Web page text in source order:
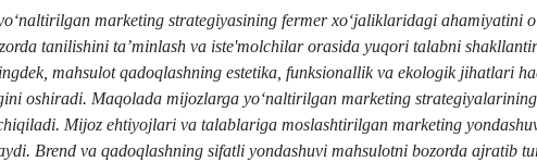
marketing strategiyasining fermer xo‘jaliklaridagi ahamiyatini
tanilishini ta’minlash va iste'molchilar orasida yuqori talabni
mahsulot qadoqlashning estetika, funksionallik va ekologik jihatlari
oshiradi. Maqolada mijozlarga yo‘naltirilgan marketing
Mijoz ehtiyojlari va talablariga moslashtirilgan marketing
Brend va qadoqlashning sifatli yondashuvi mahsulotni bozorda ajratib